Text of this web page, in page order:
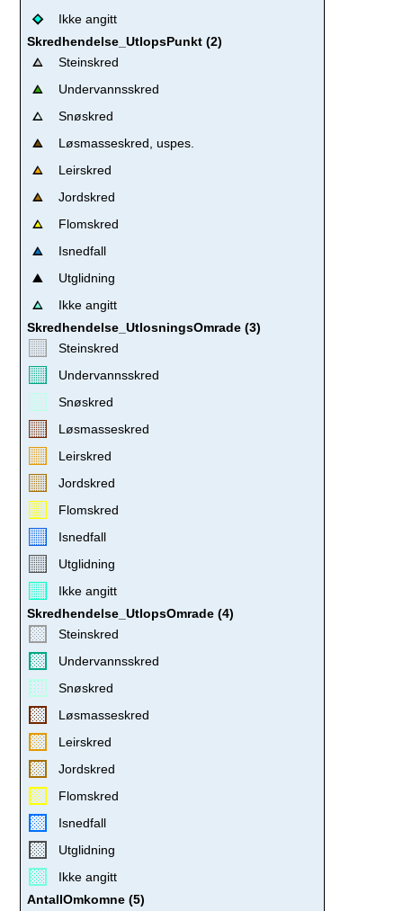
Ikke angitt
Skredhendelse_UtlopsPunkt (2)
Steinskred
Undervannsskred
Snøskred
Løsmasseskred, uspes.
Leirskred
Jordskred
Flomskred
Isnedfall
Utglidning
Ikke angitt
Skredhendelse_UtlosningsOmrade (3)
Steinskred
Undervannsskred
Snøskred
Løsmasseskred
Leirskred
Jordskred
Flomskred
Isnedfall
Utglidning
Ikke angitt
Skredhendelse_UtlopsOmrade (4)
Steinskred
Undervannsskred
Snøskred
Løsmasseskred
Leirskred
Jordskred
Flomskred
Isnedfall
Utglidning
Ikke angitt
AntallOmkomne (5)